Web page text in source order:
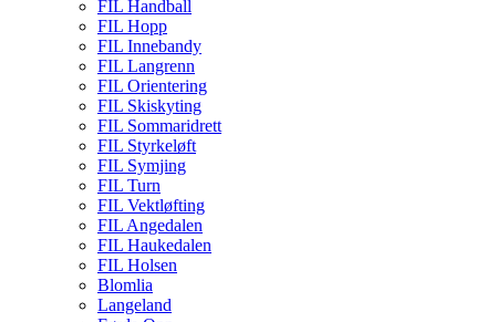
FIL Handball
FIL Hopp
FIL Innebandy
FIL Langrenn
FIL Orientering
FIL Skiskyting
FIL Sommaridrett
FIL Styrkeløft
FIL Symjing
FIL Turn
FIL Vektløfting
FIL Angedalen
FIL Haukedalen
FIL Holsen
Blomlia
Langeland